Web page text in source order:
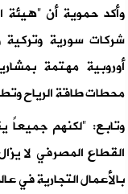
وأكد حموية أن "هيئة
شركات سورية
أوروبية مهتمة
محطات طاقة الرياح
وتابع: "لكنهم جميعاً
القطاع المصرفي لا
بالأعمال التجارية في